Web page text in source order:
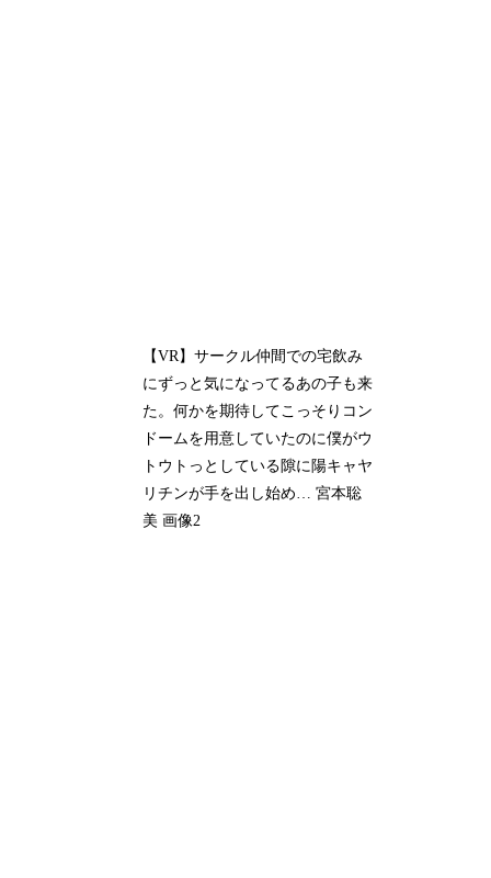
【VR】サークル仲間での宅飲み
にずっと気になってるあの子も来
た。何かを期待してこっそりコン
ドームを用意していたのに僕がウ
トウトっとしている隙に陽キャヤ
リチンが手を出し始め… 宮本聡
美 画像2